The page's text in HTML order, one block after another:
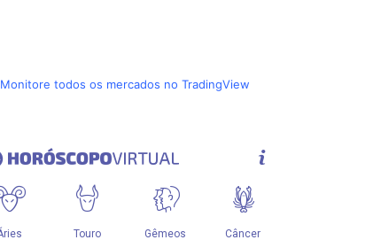
Monitore todos os mercados no TradingView